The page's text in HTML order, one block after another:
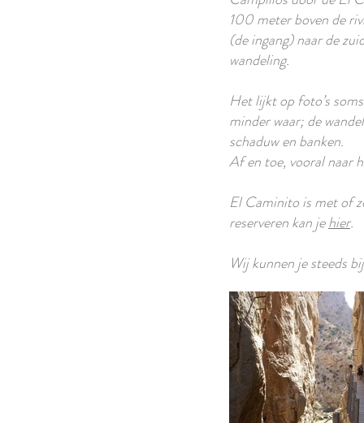
100 meter boven de
(de ingang) naar de
wandeling.
Het lijkt op foto’s
minder waar; de
schaduw en banken.
Af en toe, vooral naar
El Caminito is met of
reserveren kan jehier.
Wij kunnen je steeds